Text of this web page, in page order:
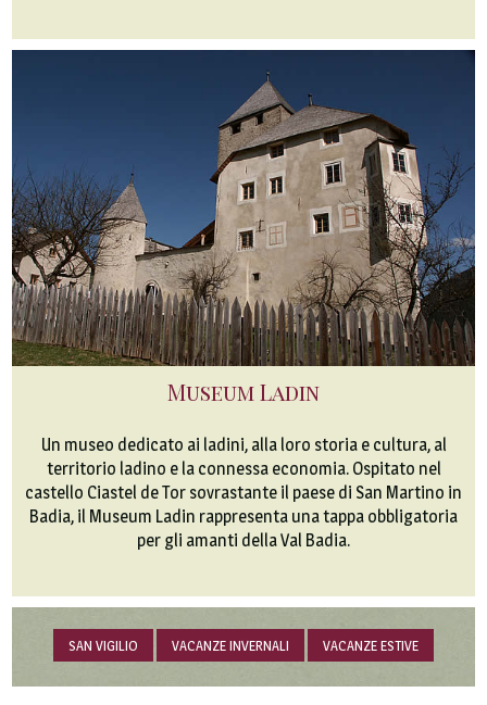
Museum Ladin
Un museo dedicato ai ladini, alla loro storia e cultura, al
territorio ladino e la connessa economia. Ospitato nel
castello Ciastel de Tor sovrastante il paese di San Martino in
Badia, il Museum Ladin rappresenta una tappa obbligatoria
per gli amanti della Val Badia.
SAN VIGILIO VACANZE INVERNALI VACANZE ESTIVE